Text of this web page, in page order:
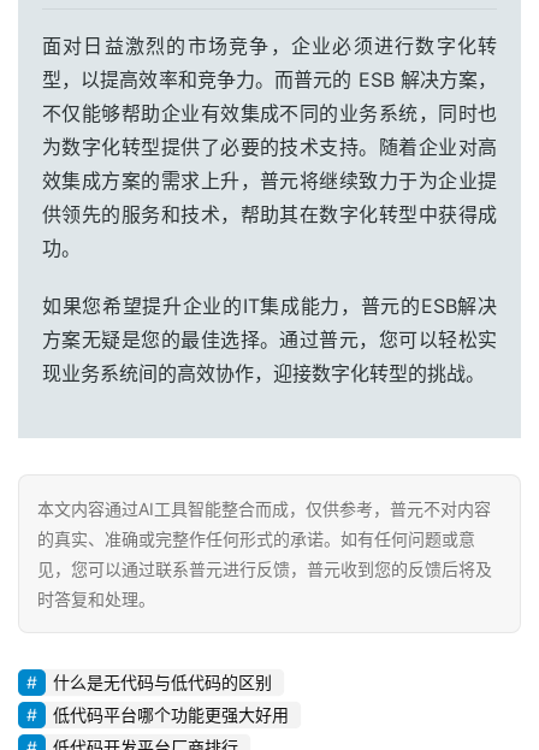
面对日益激烈的市场竞争，企业必须进行数字化转
型，以提高效率和竞争力。而普元的 ESB 解决方案，
不仅能够帮助企业有效集成不同的业务系统，同时也
为数字化转型提供了必要的技术支持。随着企业对高
效集成方案的需求上升，普元将继续致力于为企业提
供领先的服务和技术，帮助其在数字化转型中获得成
功。
如果您希望提升企业的IT集成能力，普元的ESB解决
方案无疑是您的最佳选择。通过普元，您可以轻松实
现业务系统间的高效协作，迎接数字化转型的挑战。
本文内容通过AI工具智能整合而成，仅供参考，普元不对内容
的真实、准确或完整作任何形式的承诺。如有任何问题或意
见，您可以通过联系普元进行反馈，普元收到您的反馈后将及
时答复和处理。
什么是无代码与低代码的区别
低代码平台哪个功能更强大好用